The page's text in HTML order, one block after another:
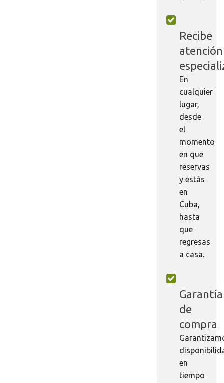
Recibe
atención
En
cualquier
lugar,
desde
el
momento
en que
reservas
y estás
en
Cuba,
hasta
que
regresas
a casa.
Garantía
de
compra
en
tiempo